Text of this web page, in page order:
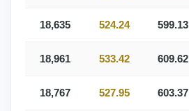
599.13
524.24
18,635
609.62
533.42
18,961
603.37
527.95
18,767